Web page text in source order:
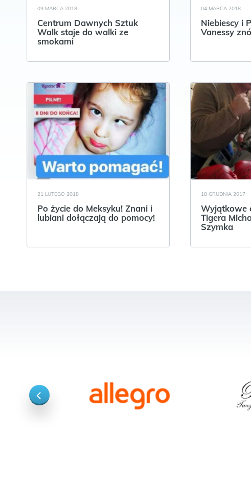
09 MARCA 2018
Centrum Dawnych Sztuk
Walk staje do walki ze
smokami
04 MARCA 2018
Niebiescy i
Vanessy
21 LUTEGO 2018
Po życie do Meksyku! Znani i
lubiani dołączają do pomocy!
18 GRUDNIA 2017
Wyjątkowe
Tigera
Szymka